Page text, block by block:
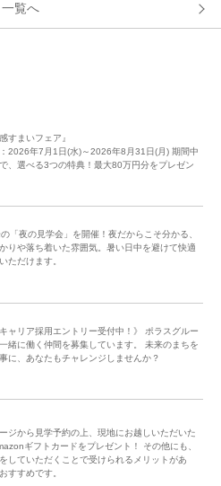
一覧へ
すまいフェア』
2026年7月1日(水)～2026年8月31日(月) 期間中
、選べる3つの特典！最大80万円分をプレゼン
「夜の見学会」を開催！夜だからこそ分かる、
りや落ち着いた雰囲気。暑い日中を避けて快適
ただけます。
キャリア採用エントリー受付中！》 ポラスグルー
緒に働く仲間を募集しています。 未来のまちを
に、あなたもチャレンジしませんか？
ジから見学予約の上、現地にお越しいただいた
ギフトカードをプレゼント！ その他にも、
していただくことで受けられるメリットがあ
すすめです。